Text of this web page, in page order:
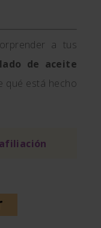
a tus
de aceite
qué está hecho